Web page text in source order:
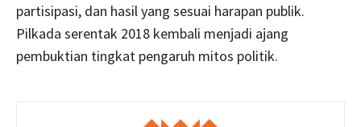
partisipasi, dan hasil yang sesuai harapan publik.
Pilkada serentak 2018 kembali menjadi ajang
pembuktian tingkat pengaruh mitos politik.